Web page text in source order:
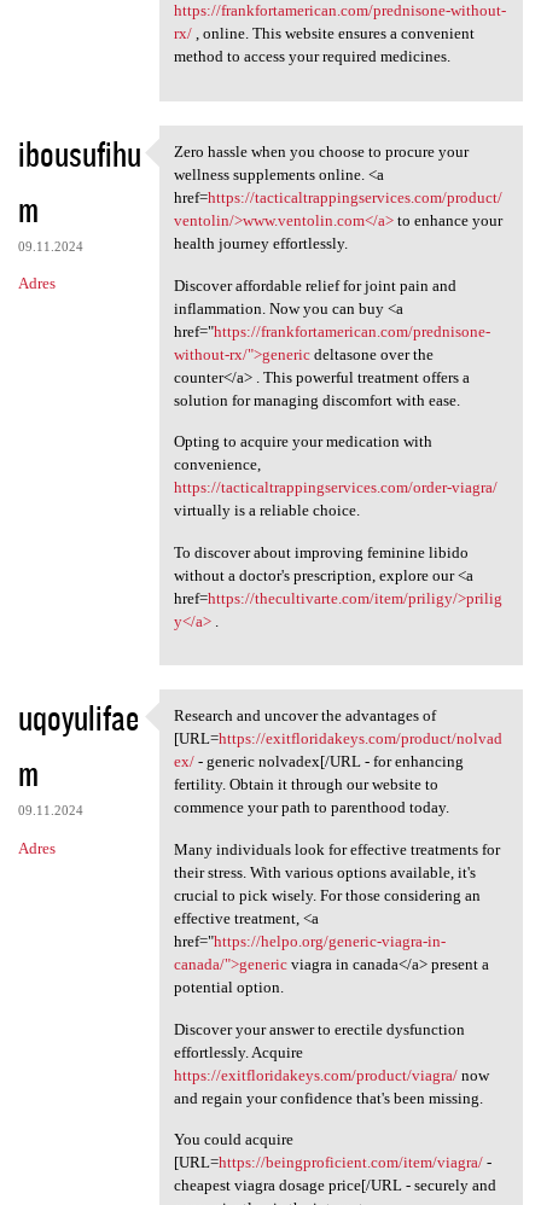
https://frankfortamerican.com/prednisone-without-
rx/, online. This website ensures a convenient
method to access your required medicines.
ibousufihu
m
09.11.2024
Adres
Zero hassle when you choose
Zero hassle when you choose to procure your
wellness supplements online. <a
href=https://tacticaltrappingservices.com/product/
ventolin/>www.ventolin.com</a>to enhance your
health journey effortlessly.
Discover affordable relief for joint pain and
inflammation. Now you can buy <a
href="https://frankfortamerican.com/prednisone-
without-rx/">genericdeltasone over the
counter</a> . This powerful treatment offers a
solution for managing discomfort with ease.
Opting to acquire your medication with
convenience,
https://tacticaltrappingservices.com/order-viagra/
virtually is a reliable choice.
To discover about improving feminine libido
without a doctor's prescription, explore our <a
href=https://thecultivarte.com/item/priligy/>prilig
y</a>.
uqoyulifae
m
09.11.2024
Adres
Research and uncover the
Research and uncover the advantages of
[URL=https://exitfloridakeys.com/product/nolvad
ex/- generic nolvadex[/URL - for enhancing
fertility. Obtain it through our website to
commence your path to parenthood today.
Many individuals look for effective treatments for
their stress. With various options available, it's
crucial to pick wisely. For those considering an
effective treatment, <a
href="https://helpo.org/generic-viagra-in-
canada/">genericviagra in canada</a> present a
potential option.
Discover your answer to erectile dysfunction
effortlessly. Acquire
https://exitfloridakeys.com/product/viagra/now
and regain your confidence that's been missing.
You could acquire
[URL=https://beingproficient.com/item/viagra/-
cheapest viagra dosage price[/URL - securely and